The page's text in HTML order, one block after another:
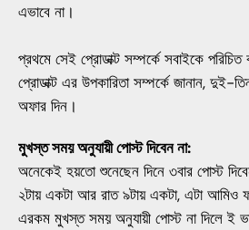
এভাবে না।
প্রথমে সেই প্রোডাক্ট সম্পর্কে সবাইকে
প্রোডাক্ট এর উপকারিতা সম্পর্কে জানান, দুই-
অফার দিন।
মুখস্ত সময় অনুযায়ী পোস্ট দিবেন না:
অনেকেই হয়তো শুনেছেন দিনে ৩বার পোস্ট
২টায় একটা আর রাত ৯টায় একটা, এটা
এরকম মুখস্ত সময় অনুযায়ী পোস্ট না দিলে ই